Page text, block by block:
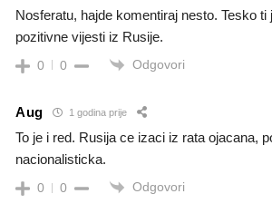
Nosferatu, hajde komentiraj nesto. Tesko ti
pozitivne vijesti iz Rusije.
0 0 Odgovori
Aug 1 godina prije
To je i red. Rusija ce izaci iz rata ojacana,
nacionalisticka.
0 0 Odgovori